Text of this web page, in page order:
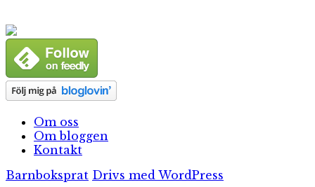
Om oss
Om bloggen
Kontakt
Barnboksprat Drivs med WordPress